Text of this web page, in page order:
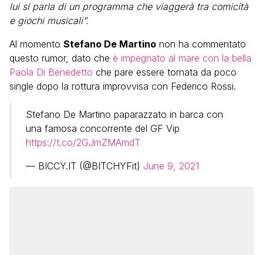
lui si parla di un programma che viaggerà tra comicità
e giochi musicali”.
Al momento Stefano De Martino non ha commentato
questo rumor, dato che è impegnato al mare con la bella
Paola Di Benedetto che pare essere tornata da poco
single dopo la rottura improvvisa con Federico Rossi.
Stefano De Martino paparazzato in barca con
una famosa concorrente del GF Vip
https://t.co/2GJmZMAmdT
— BICCY.IT (@BITCHYFit) June 9, 2021